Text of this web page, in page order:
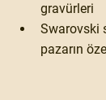
gravürleri
Swarovski
pazarın